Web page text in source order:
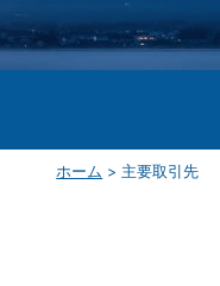
主要取引先
ホーム >